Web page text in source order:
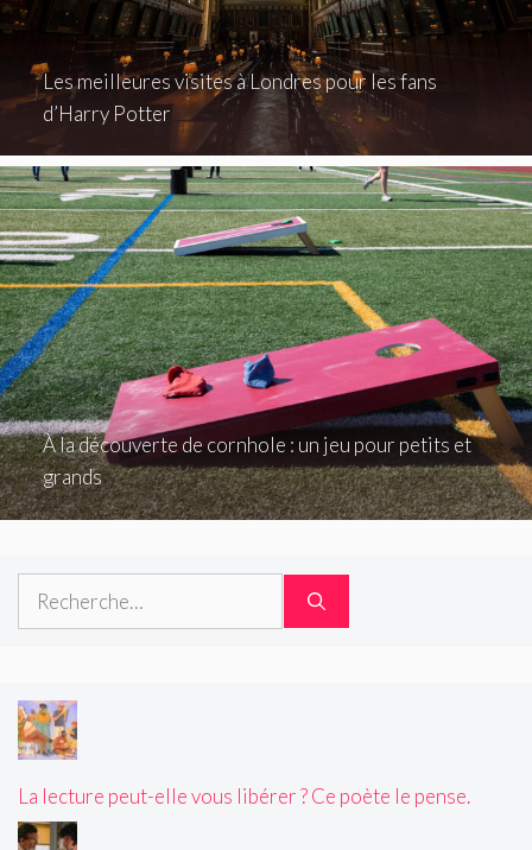
Les meilleures visites à Londres pour les fans
d’Harry Potter
À la découverte de cornhole : un jeu pour petits et
grands
Rechercher :
La lecture peut-elle vous libérer ? Ce poète le pense.